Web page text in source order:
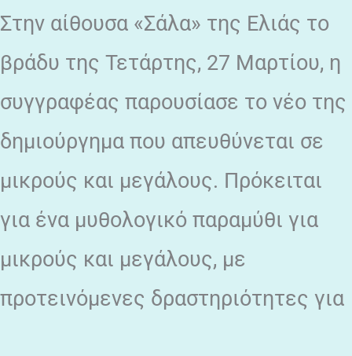
Στην αίθουσα «Σάλα» της Ελιάς το
βράδυ της Τετάρτης, 27 Μαρτίου, η
συγγραφέας παρουσίασε το νέο της
δημιούργημα που απευθύνεται σε
μικρούς και μεγάλους. Πρόκειται
για ένα μυθολογικό παραμύθι για
μικρούς και μεγάλους, με
προτεινόμενες δραστηριότητες για